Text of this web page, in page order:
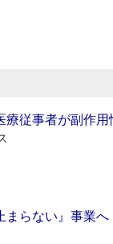
療従事者が副作
まらない』事業